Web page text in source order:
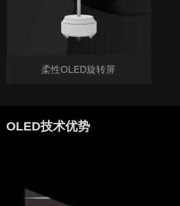
柔性OLED旋转屏
OLED技术优势